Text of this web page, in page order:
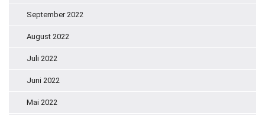
September 2022
August 2022
Juli 2022
Juni 2022
Mai 2022